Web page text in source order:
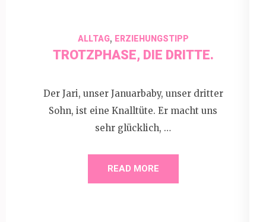
ALLTAG, ERZIEHUNGSTIPP
TROTZPHASE, DIE DRITTE.
Der Jari, unser Januarbaby, unser dritter
Sohn, ist eine Knalltüte. Er macht uns
sehr glücklich, …
READ MORE